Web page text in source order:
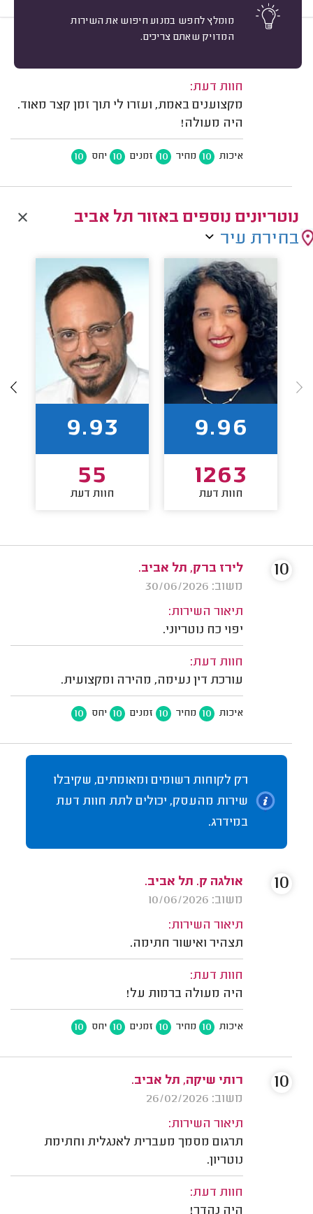
מומלץ לחפש במנוע חיפוש את השירות
המדויק שאתם צריכים.
Esteban K. תל אביב.
חוות דעת:
מקצוענים באמת, ועזרו לי תוך זמן קצר מאוד.
היה מעולה!
איכות 10 מחיר 10 זמנים 10 יחס 10
נוטריונים נוספים באזור תל אביב
בחירת עיר
9.96
1263
חוות דעת
9.93
55
חוות דעת
לירז ברק, תל אביב.
משוב: 30/06/2026
תיאור השירות:
יפוי כח נוטריוני.
חוות דעת:
עורכת דין נעימה, מהירה ומקצועית.
איכות 10 מחיר 10 זמנים 10 יחס 10
10
רק לקוחות רשומים ומאומתים, שקיבלו
שירות מהעסק, יכולים לתת חוות דעת
במידרג.
אולגה ק. תל אביב.
משוב: 10/06/2026
תיאור השירות:
תצהיר ואישור חתימה.
חוות דעת:
היה מעולה ברמות על!
איכות 10 מחיר 10 זמנים 10 יחס 10
10
רותי שיקה, תל אביב.
משוב: 26/02/2026
תיאור השירות:
תרגום מסמך מעברית לאנגלית וחתימת
נוטריון.
חוות דעת:
10